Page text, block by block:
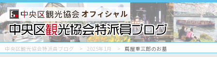
オフィシャル
中央区観光協会特派員ブログ 2025年1月 蔦屋重三郎のお墓